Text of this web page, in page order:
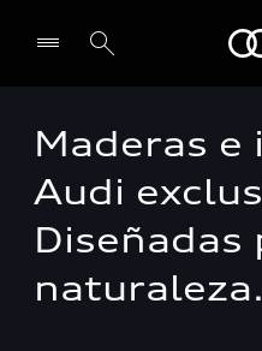
Select dealer
Maderas e
Audi
Diseñadas
naturaleza.